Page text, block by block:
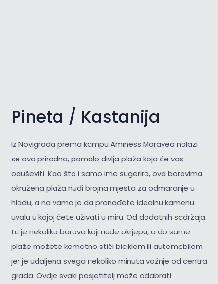
Pineta / Kastanija
Iz Novigrada prema kampu Aminess Maravea nalazi
se ova prirodna, pomalo divlja plaža koja će vas
oduševiti. Kao što i samo ime sugerira, ova borovima
okružena plaža nudi brojna mjesta za odmaranje u
hladu, a na vama je da pronađete idealnu kamenu
uvalu u kojoj ćete uživati u miru. Od dodatnih sadržaja
tu je nekoliko barova koji nude okrjepu, a do same
plaže možete komotno stići biciklom ili automobilom
jer je udaljena svega nekoliko minuta vožnje od centra
grada. Ovdje svaki posjetitelj može odabrati